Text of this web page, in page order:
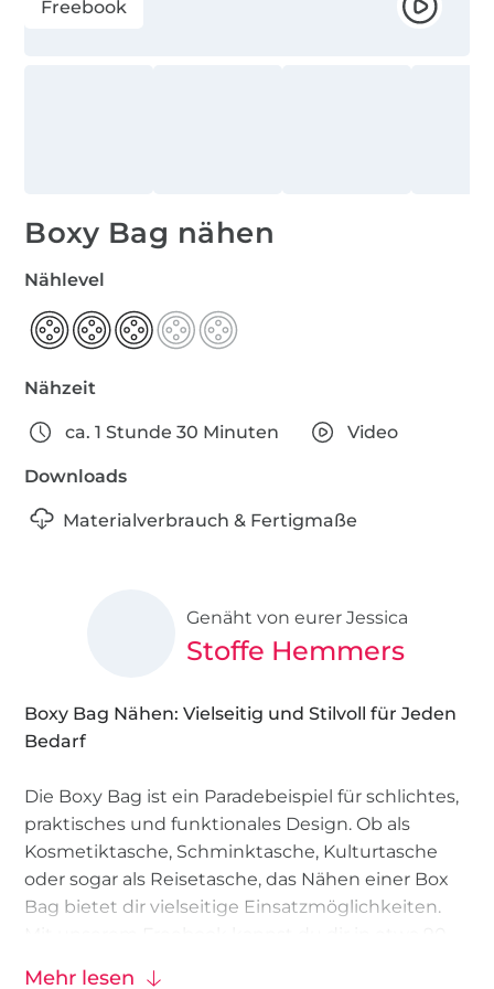
Freebook
Boxy Bag nähen
Nählevel
Nähzeit
ca. 1 Stunde 30 Minuten Video
Downloads
Materialverbrauch & Fertigmaße
Genäht von eurer Jessica
Stoffe Hemmers
Boxy Bag Nähen: Vielseitig und Stilvoll für Jeden
Bedarf
Die Boxy Bag ist ein Paradebeispiel für schlichtes,
praktisches und funktionales Design. Ob als
Kosmetiktasche, Schminktasche, Kulturtasche
oder sogar als Reisetasche, das Nähen einer Box
Bag bietet dir vielseitige Einsatzmöglichkeiten.
Mehr lesen